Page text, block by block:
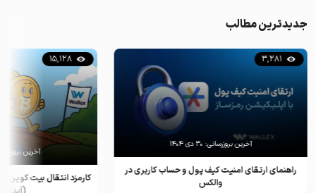
جدیدترین مطالب
راهنمای ارتقای امنیت کیف پول و حساب کاربری در
والکس
3,281
آخرین بروزرسانی: ۳۰ دی ۱۴۰۴
کارمزد انتقال بیت کوین
15,128
آخرین